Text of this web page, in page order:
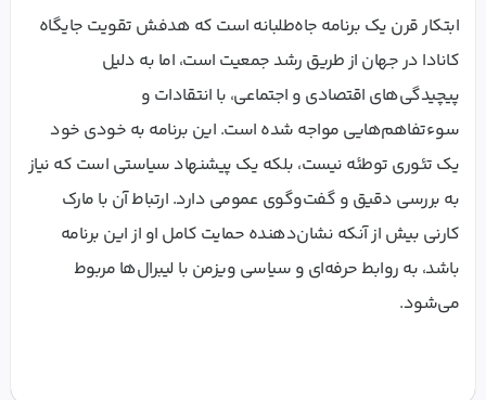
ابتکار قرن یک برنامه جاه‌طلبانه است که هدفش تقویت جایگاه
کانادا در جهان از طریق رشد جمعیت است، اما به دلیل
پیچیدگی‌های اقتصادی و اجتماعی، با انتقادات و
سوءتفاهم‌هایی مواجه شده است. این برنامه به خودی خود
یک تئوری توطئه نیست، بلکه یک پیشنهاد سیاستی است که نیاز
به بررسی دقیق و گفت‌وگوی عمومی دارد. ارتباط آن با مارک
کارنی بیش از آنکه نشان‌دهنده حمایت کامل او از این برنامه
باشد، به روابط حرفه‌ای و سیاسی ویزمن با لیبرال‌ها مربوط
می‌شود.